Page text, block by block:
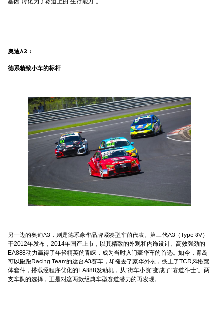
基因”转化为了赛道上的“生存能力”。
奥迪A3：
德系精致小车的标杆
另一边的奥迪A3，则是德系豪华品牌紧凑型车的代表。第三代A3（Type 8V）
于2012年发布，2014年国产上市，以其精致的外观和内饰设计、高效强劲的
EA888动力赢得了年轻精英的青睐，成为当时入门豪华车的首选。如今，青岛
可以跑跑Racing Team的这台A3赛车，却褪去了豪华外衣，换上了TCR风格宽
体套件，搭载经程序优化的EA888发动机，从“街车小资”变成了“赛道斗士”。两
支车队的选择，正是对这两款经典车型赛道潜力的再发现。